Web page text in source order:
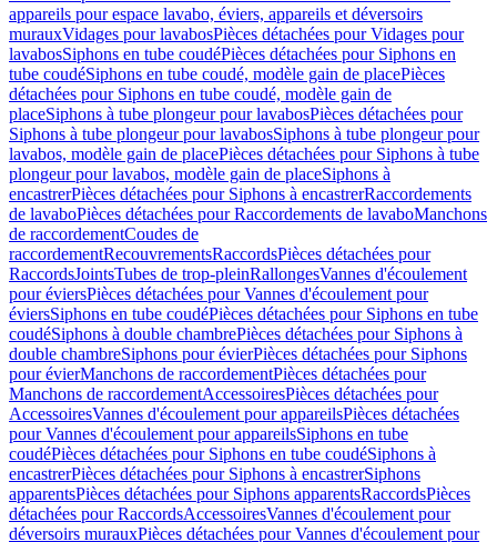
appareils pour espace lavabo, éviers, appareils et déversoirs
murauxVidages pour lavabosPièces détachées pour Vidages pour
lavabosSiphons en tube coudéPièces détachées pour Siphons en
tube coudéSiphons en tube coudé, modèle gain de placePièces
détachées pour Siphons en tube coudé, modèle gain de
placeSiphons à tube plongeur pour lavabosPièces détachées pour
Siphons à tube plongeur pour lavabosSiphons à tube plongeur pour
lavabos, modèle gain de placePièces détachées pour Siphons à tube
plongeur pour lavabos, modèle gain de placeSiphons à
encastrerPièces détachées pour Siphons à encastrerRaccordements
de lavaboPièces détachées pour Raccordements de lavaboManchons
de raccordementCoudes de
raccordementRecouvrementsRaccordsPièces détachées pour
RaccordsJointsTubes de trop-pleinRallongesVannes d'écoulement
pour éviersPièces détachées pour Vannes d'écoulement pour
éviersSiphons en tube coudéPièces détachées pour Siphons en tube
coudéSiphons à double chambrePièces détachées pour Siphons à
double chambreSiphons pour évierPièces détachées pour Siphons
pour évierManchons de raccordementPièces détachées pour
Manchons de raccordementAccessoiresPièces détachées pour
AccessoiresVannes d'écoulement pour appareilsPièces détachées
pour Vannes d'écoulement pour appareilsSiphons en tube
coudéPièces détachées pour Siphons en tube coudéSiphons à
encastrerPièces détachées pour Siphons à encastrerSiphons
apparentsPièces détachées pour Siphons apparentsRaccordsPièces
détachées pour RaccordsAccessoiresVannes d'écoulement pour
déversoirs murauxPièces détachées pour Vannes d'écoulement pour